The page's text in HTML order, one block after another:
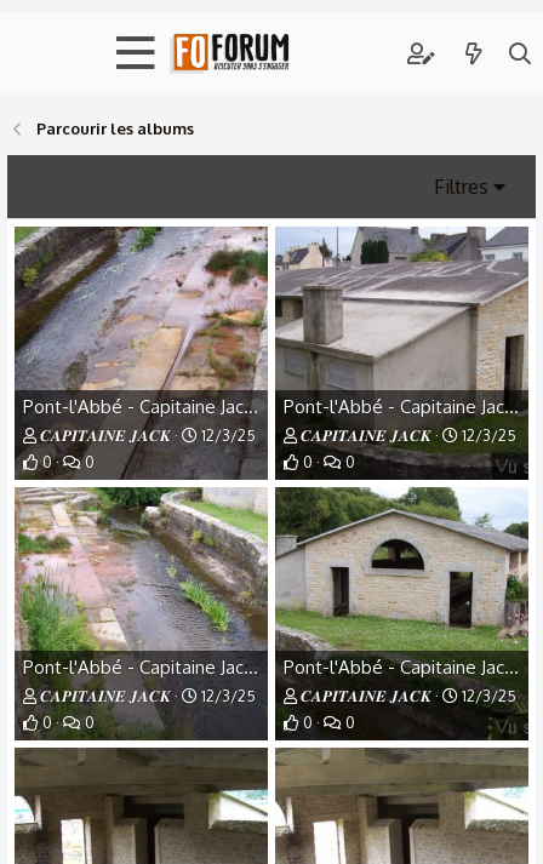
Parcourir les albums
Filtres
Pont-l'Abbé - Capitaine Jack - (34).jpg
𝑪𝑨𝑷𝑰𝑻𝑨𝑰𝑵𝑬 𝑱𝑨𝑪𝑲
12/3/25
0
0
Pont-l'Abbé - Capitaine Jack - (33).jpg
𝑪𝑨𝑷𝑰𝑻𝑨𝑰𝑵𝑬 𝑱𝑨𝑪𝑲
12/3/25
0
0
Pont-l'Abbé - Capitaine Jack - (32).jpg
𝑪𝑨𝑷𝑰𝑻𝑨𝑰𝑵𝑬 𝑱𝑨𝑪𝑲
12/3/25
0
0
Pont-l'Abbé - Capitaine Jack - (31).jpg
𝑪𝑨𝑷𝑰𝑻𝑨𝑰𝑵𝑬 𝑱𝑨𝑪𝑲
12/3/25
0
0